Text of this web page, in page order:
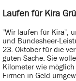
Laufen für Kira
"Wir laufen für Kira",
und Bundesheer-
23. Oktober für die
guten Sache. Sie
Kilometer wie
Firmen in Geld